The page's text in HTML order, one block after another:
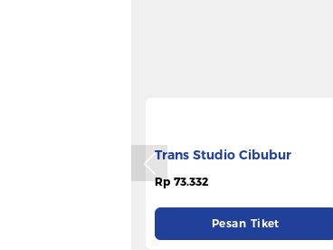
Trans Studio Cibubur